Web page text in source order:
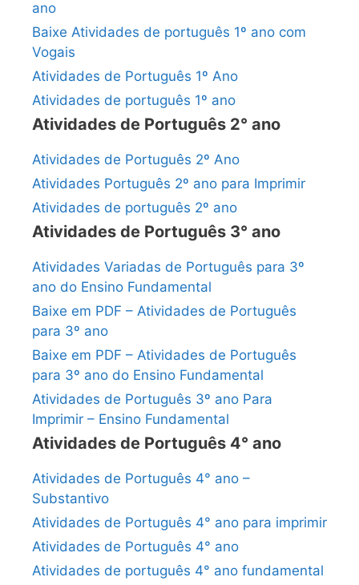
ano
Baixe Atividades de português 1º ano com
Vogais
Atividades de Português 1º Ano
Atividades de português 1º ano
Atividades de Português 2° ano
Atividades de Português 2º Ano
Atividades Português 2º ano para Imprimir
Atividades de português 2º ano
Atividades de Português 3° ano
Atividades Variadas de Português para 3º
ano do Ensino Fundamental
Baixe em PDF – Atividades de Português
para 3º ano
Baixe em PDF – Atividades de Português
para 3º ano do Ensino Fundamental
Atividades de Português 3º ano Para
Imprimir – Ensino Fundamental
Atividades de Português 4° ano
Atividades de Português 4° ano –
Substantivo
Atividades de Português 4° ano para imprimir
Atividades de Português 4° ano
Atividades de português 4° ano fundamental